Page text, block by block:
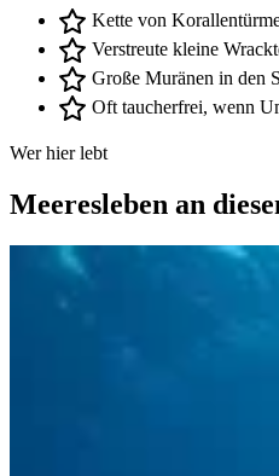
Kette von
Verstreute kleine
Große Muränen in den
Oft taucherfrei, wenn
Wer hier lebt
Meeresleben an